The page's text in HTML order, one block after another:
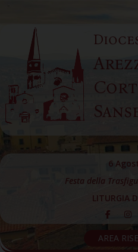
content
6
Festa della
LITURGIA
AREA